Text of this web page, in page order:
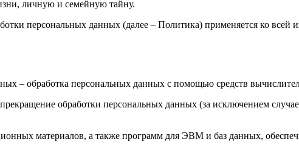
личную и семейную тайну.
персональных данных (далее – Политика) применяется ко
– обработка персональных данных с помощью средств
обработки персональных данных (за исключением
материалов, а также программ для ЭВМ и баз данных,